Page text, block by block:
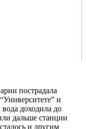
пострадала
и
доходила до
дальше станции
и другим